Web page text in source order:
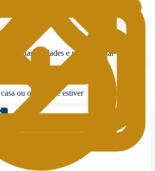
com qualidade e segurança
nas unidades e no domiciliar
ou onde você estiver